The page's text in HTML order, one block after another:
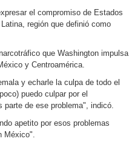
el compromiso de Estados
región que definió como
que Washington impulsa
y Centroamérica.
y echarle la culpa de todo el
puedo culpar por el
parte de ese problema", indicó.
apetito por esos problemas
México".